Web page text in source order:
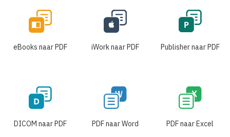
eBooks naar PDF iWork naar PDF Publisher naar PDF
DICOM naar PDF PDF naar Word PDF naar Excel